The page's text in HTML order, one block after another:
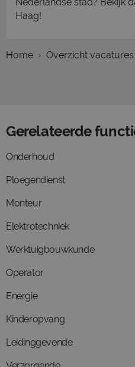
Haag!
Home Overzicht vacatures
Gerelateerde
Onderhoud
Ploegendienst
Monteur
Elektrotechniek
Werktuigbouwkunde
Operator
Energie
Kinderopvang
Leidinggevende